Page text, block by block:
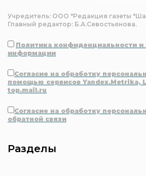
Учредитель: ООО "Редакция газеты
Главный редактор: Б.А.Севостьянова.
Политика конфиденциальности
информации
Согласие на обработку
помощью сервисов Yandex.Metrika,
top.mail.ru
Согласие на обработку
обратной связи
Разделы